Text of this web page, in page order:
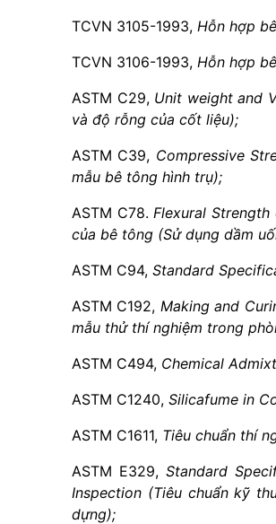
TCVN 3105-1993, Hỗn hợp
TCVN 3106-1993, Hỗn hợp
ASTM C29, Unit weight and
và độ rỗng của cốt liệu);
ASTM C39, CompressiveS
mẫu bê tông hình trụ);
ASTM C78.FlexuralStrength
của bê tông (Sử dụng dầm
ASTM C94, Standard Specif
ASTM C192, Making and
mẫu thử thí nghiệm trong
ASTM C494, Chemical
ASTM C1240, Silicafume in
ASTM C1611, Tiêu chuẩn thí
ASTM E329, Standard Speci
Inspection (Tiêu chuẩn kỹ
dựng);